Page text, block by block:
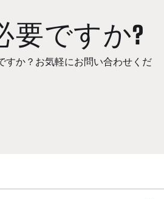
要ですか?
すか？お気軽にお問い合わせくだ